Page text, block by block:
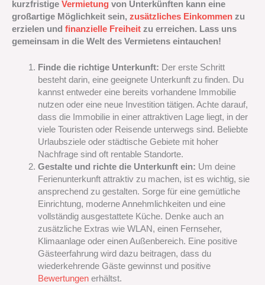
kurzfristige Vermietung von Unterkünften kann eine
großartige Möglichkeit sein, zusätzliches Einkommen zu
erzielen und finanzielle Freiheit zu erreichen. Lass uns
gemeinsam in die Welt des Vermietens eintauchen!
Finde die richtige Unterkunft: Der erste Schritt
besteht darin, eine geeignete Unterkunft zu finden. Du
kannst entweder eine bereits vorhandene Immobilie
nutzen oder eine neue Investition tätigen. Achte darauf,
dass die Immobilie in einer attraktiven Lage liegt, in der
viele Touristen oder Reisende unterwegs sind. Beliebte
Urlaubsziele oder städtische Gebiete mit hoher
Nachfrage sind oft rentable Standorte.
Gestalte und richte die Unterkunft ein: Um deine
Ferienunterkunft attraktiv zu machen, ist es wichtig, sie
ansprechend zu gestalten. Sorge für eine gemütliche
Einrichtung, moderne Annehmlichkeiten und eine
vollständig ausgestattete Küche. Denke auch an
zusätzliche Extras wie WLAN, einen Fernseher,
Klimaanlage oder einen Außenbereich. Eine positive
Gästeerfahrung wird dazu beitragen, dass du
wiederkehrende Gäste gewinnst und positive
Bewertungenerhältst.